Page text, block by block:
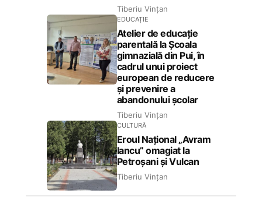
Tiberiu Vințan
EDUCAȚIE
Atelier de educație
parentală la Școala
gimnazială din Pui, în
cadrul unui proiect
european de reducere
și prevenire a
abandonului școlar
Tiberiu Vințan
CULTURĂ
Eroul Național „Avram
Iancu” omagiat la
Petroșani și Vulcan
Tiberiu Vințan